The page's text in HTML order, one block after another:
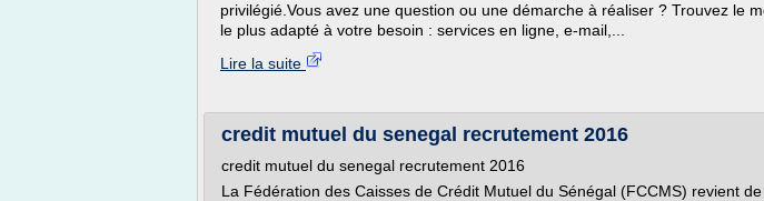
privilégié.Vous avez une question ou une démarche à réaliser ? Trouvez le
le plus adapté à votre besoin : services en ligne, e-mail,...
Lire la suite
credit mutuel du senegal recrutement 2016
credit mutuel du senegal recrutement 2016
La Fédération des Caisses de Crédit Mutuel du Sénégal (FCCMS) revient